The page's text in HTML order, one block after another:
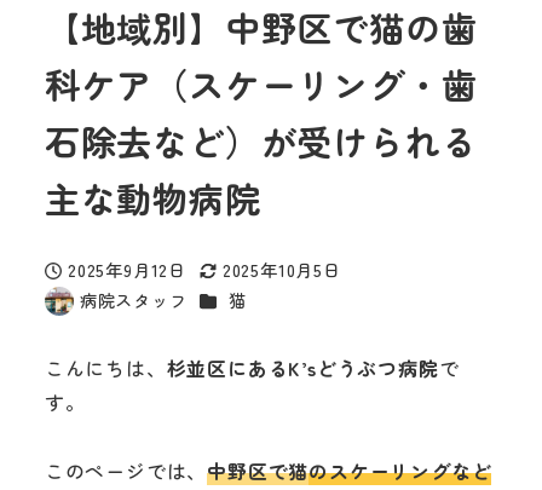
【地域別】中野区で猫の歯
科ケア（スケーリング・歯
石除去など）が受けられる
主な動物病院
投稿日
2025年9月12日
更新日
2025年10月5日
著
病院スタッフ カテゴリー
猫
こんにちは、 杉並区にあるK’sどうぶつ病院で
す。
このページでは、中野区で猫のスケーリングなど